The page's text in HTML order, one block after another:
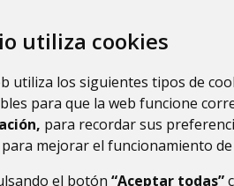
utiliza cookies
utiliza los siguientes tipos de
para que la web funcione
para recordar sus
para mejorar el funcionamiento
el botón “Aceptar todas”
2025. D. Sergio Gambau
firma/documento.aspx?